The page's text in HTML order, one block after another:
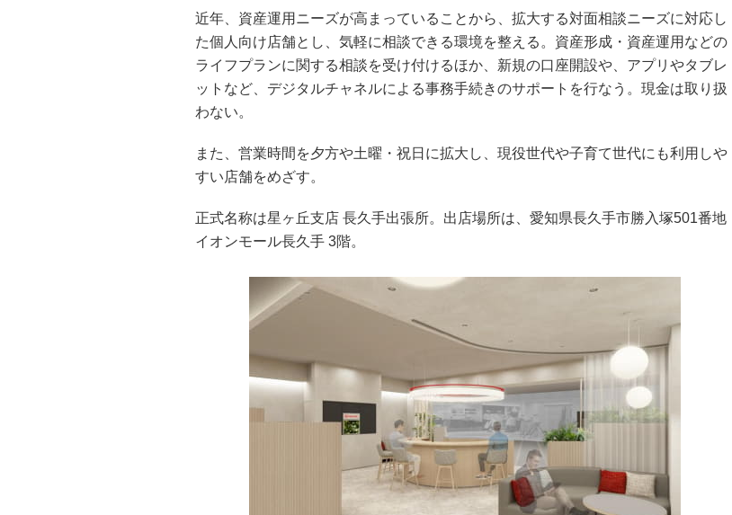
近年、資産運用ニーズが高まっていることから、拡大する対面相談ニーズに対応し
た個人向け店舗とし、気軽に相談できる環境を整える。資産形成・資産運用などの
ライフプランに関する相談を受け付けるほか、新規の口座開設や、アプリやタブレ
ットなど、デジタルチャネルによる事務手続きのサポートを行なう。現金は取り扱
わない。
また、営業時間を夕方や土曜・祝日に拡大し、現役世代や子育て世代にも利用しや
すい店舗をめざす。
正式名称は星ヶ丘支店 長久手出張所。出店場所は、愛知県長久手市勝入塚501番地
イオンモール長久手 3階。